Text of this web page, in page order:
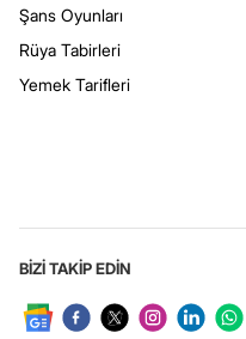
Şans Oyunları
Rüya Tabirleri
Yemek Tarifleri
BİZİ TAKİP EDİN